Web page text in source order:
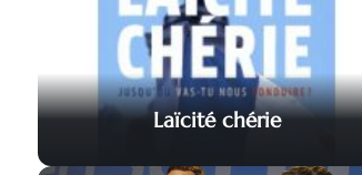
Laïcité chérie